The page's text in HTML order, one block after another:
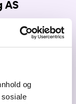
og
AS